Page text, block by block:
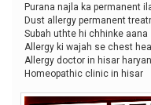
Purana najla ka permanent
Dust allergy permanent
Subah uthte hi chhinke aana
Allergy ki wajah se chest
Allergy doctor in hisar
Homeopathic clinic in hisar